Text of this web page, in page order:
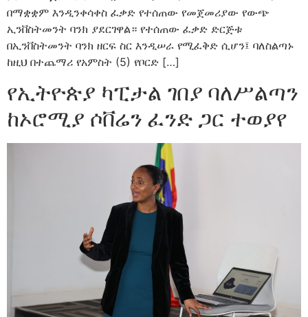
በማቋቋም እንዲንቀሳቀስ ፈቃድ የተሰጠው የመጀመሪያው የውጭ
ኢንቨስትመንት ባንክ ያደርገዋል። የተሰጠው ፈቃድ ድርጅቱ
በኢንቨስትመንት ባንክ ዘርፍ ስር እንዲሠራ የሚፈቅድ ሲሆን፤ ባለስልጣኑ
ከዚህ በተጨማሪ የአምስት (5) የቦርድ […]
የኢትዮጵያ ካፒታል ገበያ ባለሥልጣን
ከኦሮሚያ ሶቨሬን ፈንድ ጋር ተወያየ